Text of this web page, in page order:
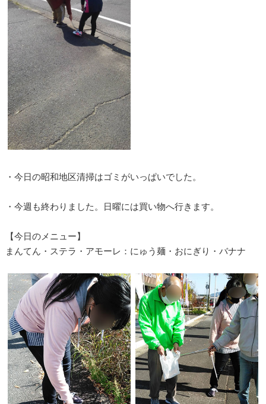
・今日の昭和地区清掃はゴミがいっぱいでした。
・今週も終わりました。日曜には買い物へ行きます。
【今日のメニュー】
まんてん・ステラ・アモーレ：にゅう麺・おにぎり・バナナ